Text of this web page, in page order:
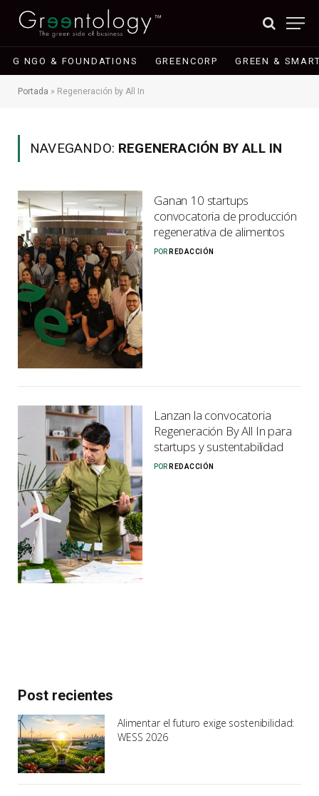
G NGO & FOUNDATIONS GREENCORP GREEN &
Portada » Regeneración by All In
NAVEGANDO: REGENERACIÓN BY ALL IN
Ganan 10 startups
convocatoria de producción
regenerativa de alimentos
POR REDACCIÓN
Lanzan la convocatoria
Regeneración By All In para
startups y sustentabilidad
POR REDACCIÓN
Post recientes
Alimentar el futuro exige sostenibilidad:
WESS 2026